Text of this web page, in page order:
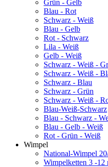
Grün - Gelb
Blau - Rot
Schwarz - Weiß
Blau - Gelb
Rot - Schwarz
Lila - Weiß
Gelb - Weiß
Schwarz - Weiß -
Schwarz - Weiß -
Schwarz - Blau
Schwarz - Grün
Schwarz - Weiß -
Blau-Weiß-Schwarz
Blau - Schwarz -
Blau - Gelb - Weiß
Rot - Grün - Weiß
Wimpel
National-Wimpel
Wimpelketten 3 -12